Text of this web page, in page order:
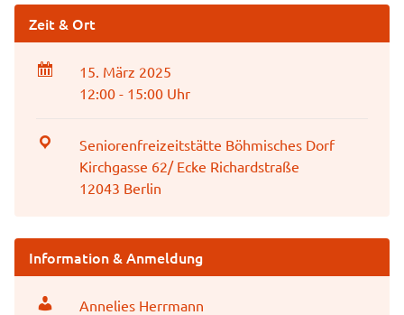
Zeit & Ort
15. März 2025
12:00 - 15:00 Uhr
Seniorenfreizeitstätte Böhmisches Dorf
Kirchgasse 62/ Ecke Richardstraße
12043 Berlin
Information & Anmeldung
Annelies Herrmann